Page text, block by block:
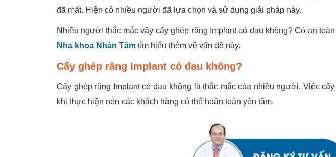
đã mất. Hiện có nhiều người đã lựa chọn và sử dụng giải pháp này.
Nhiều người thắc mắc vậy cấy ghép răng Implant có đau không? Có an
Nha khoa Nhân Tâm tìm hiểu thêm về vấn đề này.
Cấy ghép răng Implant có đau không?
Cấy ghép răng Implant có đau không là thắc mắc của nhiều người. Việc
khi thực hiện nên các khách hàng có thể hoàn toàn yên tâm.